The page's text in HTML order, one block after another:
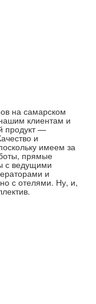
на самарском
клиентам и
продукт —
и
имеем за
прямые
с ведущими
и
с отелями. Ну, и,